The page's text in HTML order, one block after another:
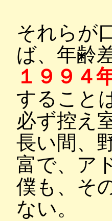
それらが
ば、年齢
１９９４
すること
必ず控え
長い間、
富で、ア
僕も、そ
ない。